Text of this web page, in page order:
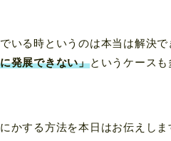
いる時というのは本当は解決
発展できない」というケースも
かする方法を本日はお伝えしま